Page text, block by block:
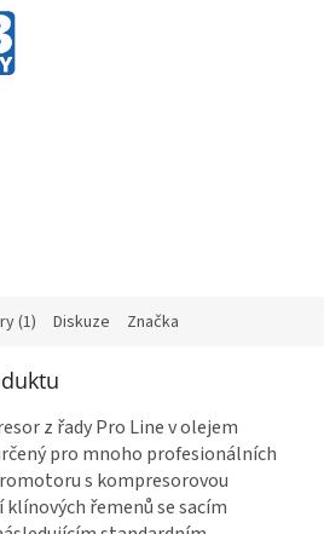
(1) Diskuze Značka
z řady Pro Line v olejem
pro mnoho profesionálních
s kompresorovou
řemenů se sacím